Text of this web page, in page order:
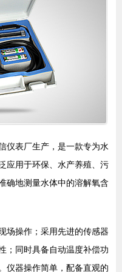
仪表厂生产，是一款专为水
应用于环保、水产养殖、污
确地测量水体中的溶解氧含
场操作；采用先进的传感器
；同时具备自动温度补偿功
仪器操作简单，配备直观的